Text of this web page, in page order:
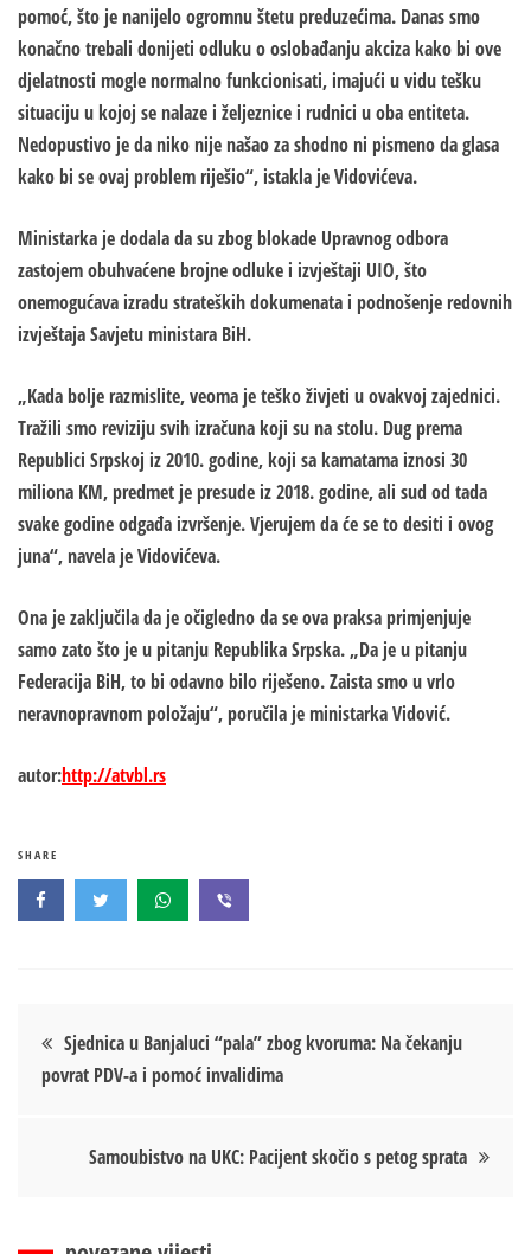
pomoć, što je nanijelo ogromnu štetu preduzećima. Danas smo
konačno trebali donijeti odluku o oslobađanju akciza kako bi ove
djelatnosti mogle normalno funkcionisati, imajući u vidu tešku
situaciju u kojoj se nalaze i željeznice i rudnici u oba entiteta.
Nedopustivo je da niko nije našao za shodno ni pismeno da glasa
kako bi se ovaj problem riješio“, istakla je Vidovićeva.
Ministarka je dodala da su zbog blokade Upravnog odbora
zastojem obuhvaćene brojne odluke i izvještaji UIO, što
onemogućava izradu strateških dokumenata i podnošenje redovnih
izvještaja Savjetu ministara BiH.
„Kada bolje razmislite, veoma je teško živjeti u ovakvoj zajednici.
Tražili smo reviziju svih izračuna koji su na stolu. Dug prema
Republici Srpskoj iz 2010. godine, koji sa kamatama iznosi 30
miliona KM, predmet je presude iz 2018. godine, ali sud od tada
svake godine odgađa izvršenje. Vjerujem da će se to desiti i ovog
juna“, navela je Vidovićeva.
Ona je zaključila da je očigledno da se ova praksa primjenjuje
samo zato što je u pitanju Republika Srpska. „Da je u pitanju
Federacija BiH, to bi odavno bilo riješeno. Zaista smo u vrlo
neravnopravnom položaju“, poručila je ministarka Vidović.
autor:http://atvbl.rs
SHARE
Кретање
чланка
Sjednica u Banjaluci “pala” zbog kvoruma: Na čekanju
povrat PDV-a i pomoć invalidima
Samoubistvo na UKC: Pacijent skočio s petog sprata